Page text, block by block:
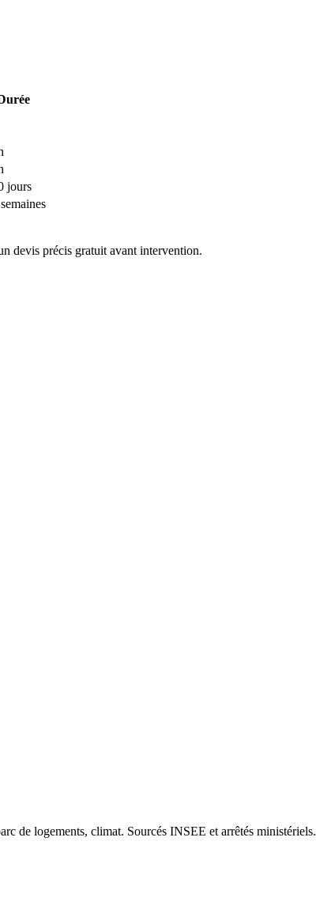
jours
devis précis gratuit avant intervention.
de logements, climat. Sourcés INSEE et arrêtés ministériels.